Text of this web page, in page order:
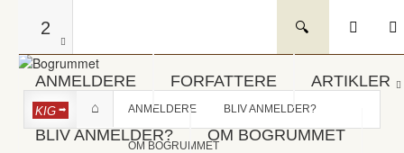
2
ANMELDERE FORFATTERE ARTIKLER
BLIV ANMELDER? OM BOGRUMMET
KIG ANMELDERE BLIV ANMELDER?
OM BOGRUMMET